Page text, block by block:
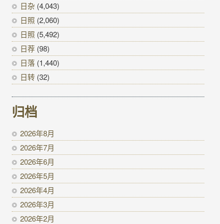
日杂 (4,043)
日照 (2,060)
日照 (5,492)
日荐 (98)
日落 (1,440)
日转 (32)
归档
2026年8月
2026年7月
2026年6月
2026年5月
2026年4月
2026年3月
2026年2月